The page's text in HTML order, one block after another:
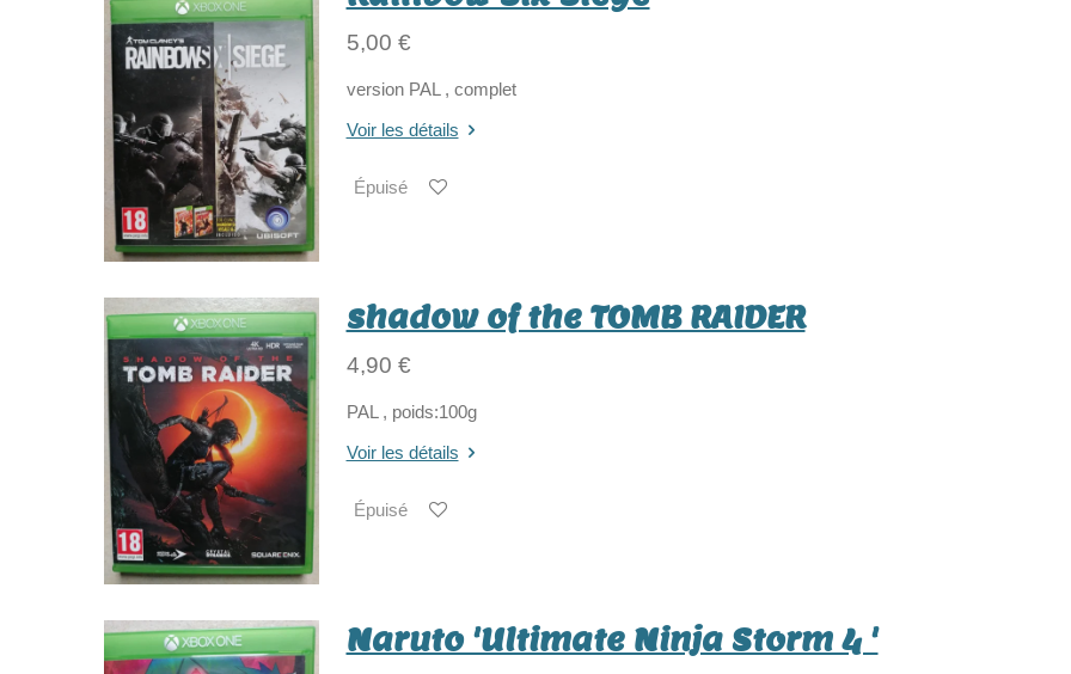
5,00 €
version PAL , complet
Voir les détails
Épuisé
shadow of the TOMB RAIDER
4,90 €
PAL , poids:100g
Voir les détails
Épuisé
Naruto 'Ultimate Ninja Storm 4 '